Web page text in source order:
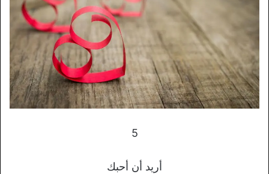
5
أريد أن أحبك